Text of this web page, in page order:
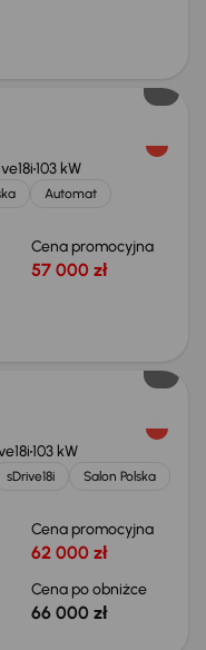
103 kW
Automat
Cena promocyjna
57 000 zł
103 kW
sDrive18i
Salon Polska
Cena promocyjna
62 000 zł
Cena po obniżce
66 000 zł